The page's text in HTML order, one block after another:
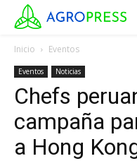
Inicio Eventos
Eventos Noticias
Chefs
campaña
a Hong